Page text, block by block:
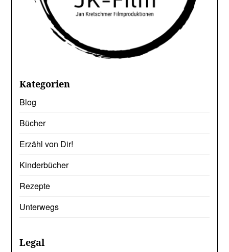
Kategorien
Blog
Bücher
Erzähl von Dir!
Kinderbücher
Rezepte
Unterwegs
Legal